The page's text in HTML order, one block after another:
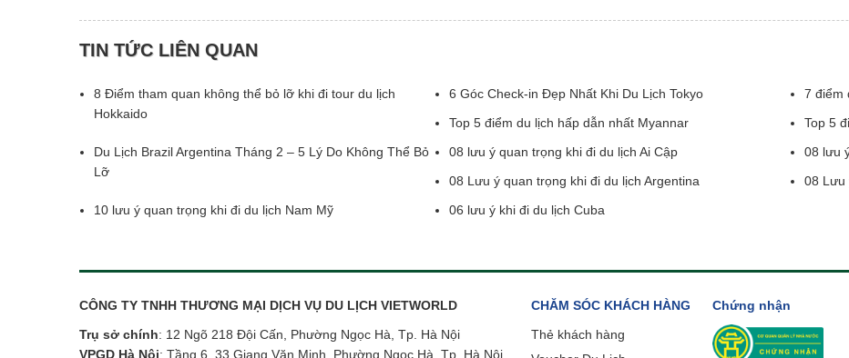
TIN TỨC LIÊN QUAN
8 Điểm tham quan không thể bỏ lỡ khi đi tour du lịch
Hokkaido
6 Góc Check-in Đẹp Nhất Khi Du Lịch Tokyo
7 điểm
Top 5 điểm du lịch hấp dẫn nhất Myannar
Top 5
Du Lịch Brazil Argentina Tháng 2 – 5 Lý Do Không Thể Bỏ
Lỡ
08 lưu ý quan trọng khi đi du lịch Ai Cập
08 lưu
08 Lưu ý quan trọng khi đi du lịch Argentina
08 Lưu
10 lưu ý quan trọng khi đi du lịch Nam Mỹ
06 lưu ý khi đi du lịch Cuba
CÔNG TY TNHH THƯƠNG MẠI DỊCH VỤ DU LỊCH VIETWORLD
Trụ sở chính: 12 Ngõ 218 Đội Cấn, Phường Ngọc Hà, Tp. Hà Nội
VPGD Hà Nội: Tầng 6, 33 Giang Văn Minh, Phường Ngọc Hà, Tp. Hà Nội
CHĂM SÓC KHÁCH HÀNG
Thẻ khách hàng
Chứng nhận